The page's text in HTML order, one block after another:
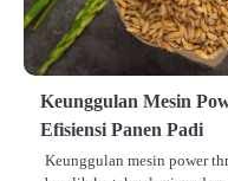
Keunggulan Mesin
Efisiensi Panen Padi
Keunggulan mesin power